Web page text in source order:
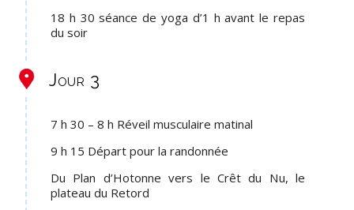
18 h 30 séance de yoga d’1 h avant le repas
du soir
Jour 3
7 h 30 – 8 h Réveil musculaire matinal
9 h 15 Départ pour la randonnée
Du Plan d’Hotonne vers le Crêt du Nu, le
plateau du Retord